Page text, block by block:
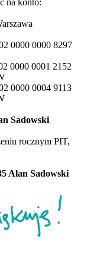
0000 0000 8297
0000 0001 2152
0000 0004 9113
Sadowski
rocznym PIT,
Alan Sadowski